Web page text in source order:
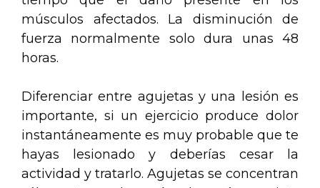
músculos afectados. La disminución de
fuerza normalmente solo dura unas 48
horas.
Diferenciar entre agujetas y una lesión es
importante, si un ejercicio produce dolor
instantáneamente es muy probable que te
hayas lesionado y deberías cesar la
actividad y tratarlo. Agujetas se concentran